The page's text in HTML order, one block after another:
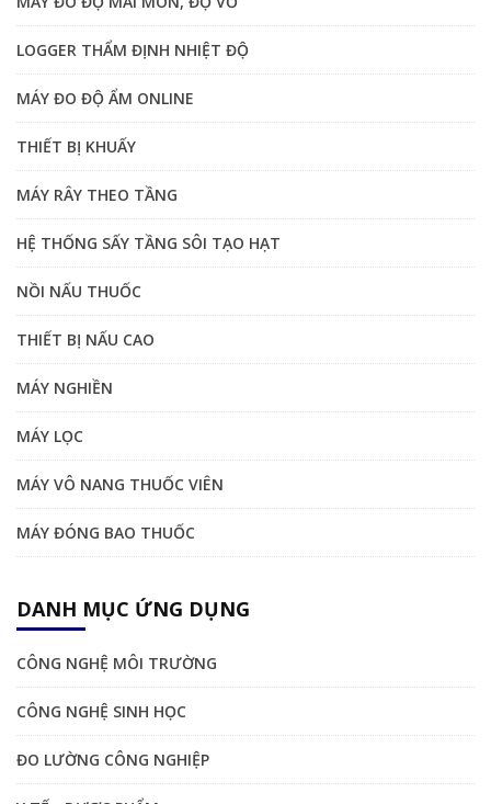
LOGGER THẨM ĐỊNH NHIỆT ĐỘ
MÁY ĐO ĐỘ ẨM ONLINE
THIẾT BỊ KHUẤY
MÁY RÂY THEO TẦNG
HỆ THỐNG SẤY TẦNG SÔI TẠO HẠT
NỒI NẤU THUỐC
THIẾT BỊ NẤU CAO
MÁY NGHIỀN
MÁY LỌC
MÁY VÔ NANG THUỐC VIÊN
MÁY ĐÓNG BAO THUỐC
DANH MỤC ỨNG DỤNG
CÔNG NGHỆ MÔI TRƯỜNG
CÔNG NGHỆ SINH HỌC
ĐO LƯỜNG CÔNG NGHIỆP